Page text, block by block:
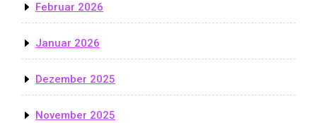
Februar 2026
Januar 2026
Dezember 2025
November 2025